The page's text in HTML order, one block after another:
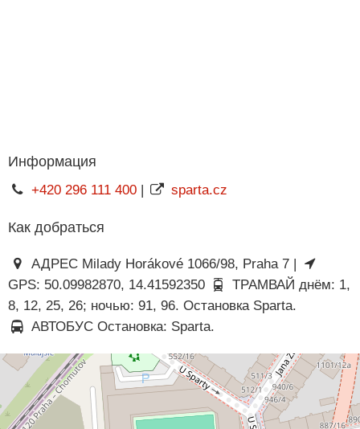
Информация
+420 296 111 400| sparta.cz
Как добраться
АДРЕС Milady Horákové 1066/98, Praha 7 |
GPS: 50.09982870, 14.41592350
ТРАМВАЙ днём: 1,
8, 12, 25, 26; ночью: 91, 96. Остановка Sparta.
АВТОБУС Остановка: Sparta.